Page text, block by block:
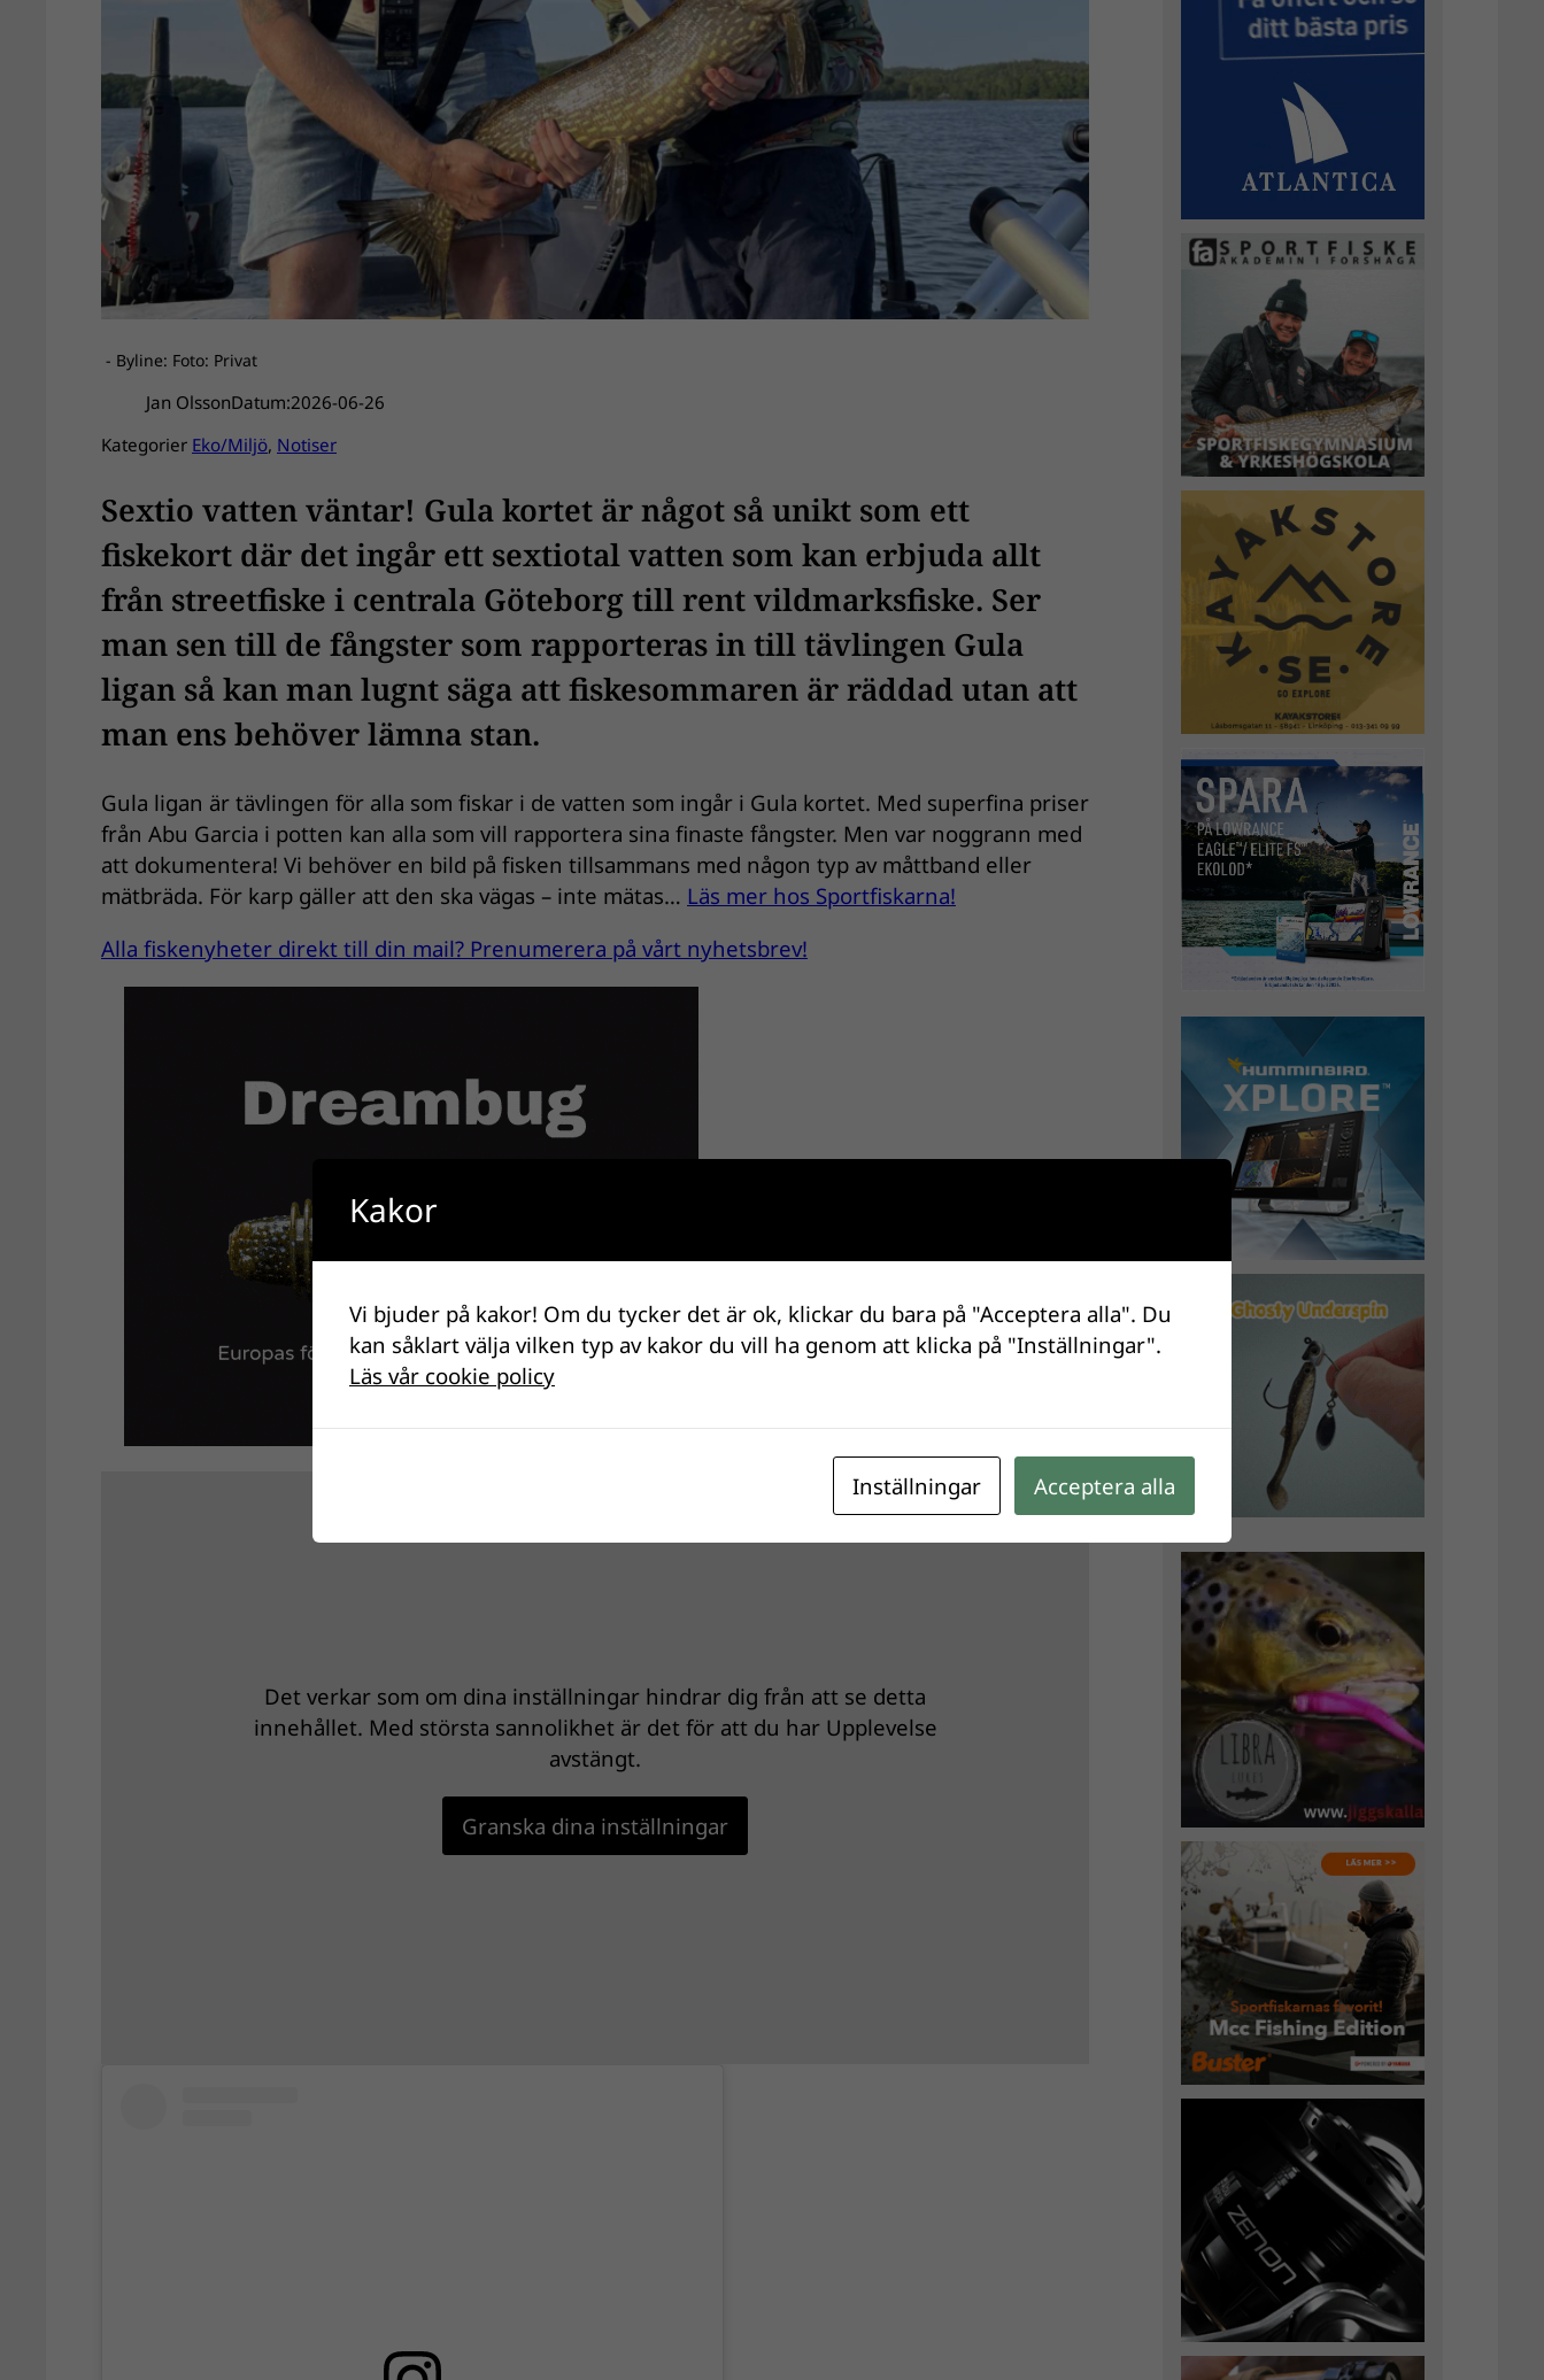
- Byline: Foto: Privat
Jan OlssonDatum:2026-06-26
Kategorier Eko/Miljö, Notiser
Sextio vatten väntar! Gula kortet är något så unikt som ett
fiskekort där det ingår ett sextiotal vatten som kan erbjuda allt
från streetfiske i centrala Göteborg till rent vildmarksfiske. Ser
man sen till de fångster som rapporteras in till tävlingen Gula
ligan så kan man lugnt säga att fiskesommaren är räddad utan att
man ens behöver lämna stan.
Gula ligan är tävlingen för alla som fiskar i de vatten som ingår i Gula kortet. Med superfina priser
från Abu Garcia i potten kan alla som vill rapportera sina finaste fångster. Men var noggrann med
att dokumentera! Vi behöver en bild på fisken tillsammans med någon typ av måttband eller
mätbräda. För karp gäller att den ska vägas – inte mätas… Läs mer hos Sportfiskarna!
Alla fiskenyheter direkt till din mail? Prenumerera på vårt nyhetsbrev!
Det verkar som om dina inställningar hindrar dig från att se detta
innehållet. Med största sannolikhet är det för att du har Upplevelse
avstängt.
Granska dina inställningar
Kakor
Vi bjuder på kakor! Om du tycker det är ok, klickar du bara på "Acceptera alla". Du
kan såklart välja vilken typ av kakor du vill ha genom att klicka på "Inställningar".
Läs vår cookie policy
Inställningar Acceptera alla